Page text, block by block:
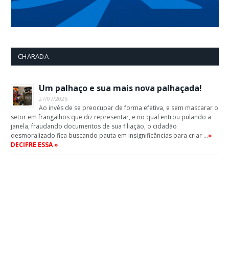
CHARADA
Um palhaço e sua mais nova palhaçada!
27/07/2026
Ao invés de se preocupar de forma efetiva, e sem mascarar o
setor em frangalhos que diz representar, e no qual entrou pulando a
janela, fraudando documentos de sua filiação, o cidadão
desmoralizado fica buscando pauta em insignificâncias para criar …»
DECIFRE ESSA »